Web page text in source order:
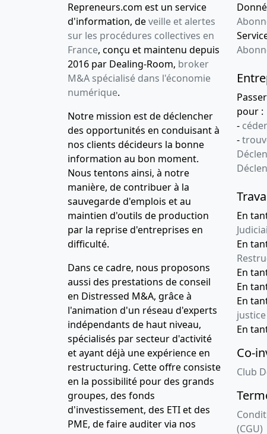
Repreneurs.com est un service
d'information, deveille et alertes
sur les procédures collectives en
France, conçu et maintenu depuis
2016 par Dealing-Room, broker
M&A spécialisé dans l'économie
numérique.
Notre mission est de déclencher
des opportunités en conduisant à
nos clients décideurs la bonne
information au bon moment.
Nous tentons ainsi, à notre
manière, de contribuer à la
sauvegarde d'emplois et au
maintien d'outils de production
par la reprise d'entreprises en
difficulté.
Dans ce cadre, nous proposons
aussi des prestations de conseil
en Distressed M&A, grâce à
l'animation d'un réseau d'experts
indépendants de haut niveau,
spécialisés par secteur d'activité
et ayant déjà une expérience en
restructuring. Cette offre consiste
en la possibilité pour des grands
groupes, des fonds
d'investissement, des ETI et des
PME, de faire auditer via nos
pour :
-
-
En
En
En
En
En
justice
En
Co-
Club
(CGU)